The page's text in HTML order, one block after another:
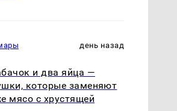
день назад
и два яйца —
которые заменяют
мясо с хрустящей